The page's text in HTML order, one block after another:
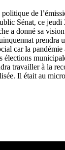
politique de
Sénat, ce
a donné sa
prendra
car la pandémie
élections
travailler à la
Il était au